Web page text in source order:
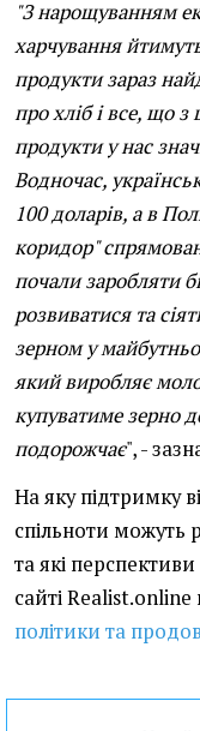
"З нарощуванням
харчування
продукти зараз
про хліб і все, що
продукти у нас
Водночас,
100 доларів, а в
коридор"
почали заробляти
розвиватися та
зерном у
який виробляє
купуватиме зерно
подорожчає", -
На яку підтримку
спільноти можуть
та які
сайті Realist.online
політики та